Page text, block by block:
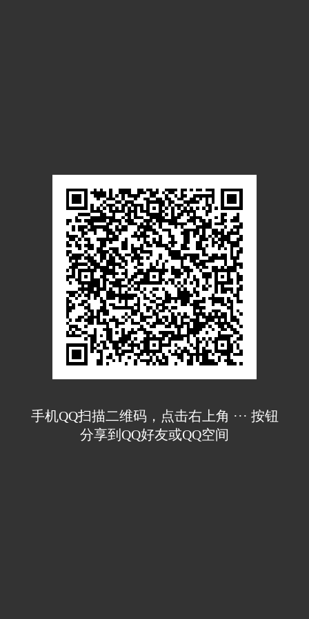
手机QQ扫描二维码，点击右上角 ··· 按钮
分享到QQ好友或QQ空间